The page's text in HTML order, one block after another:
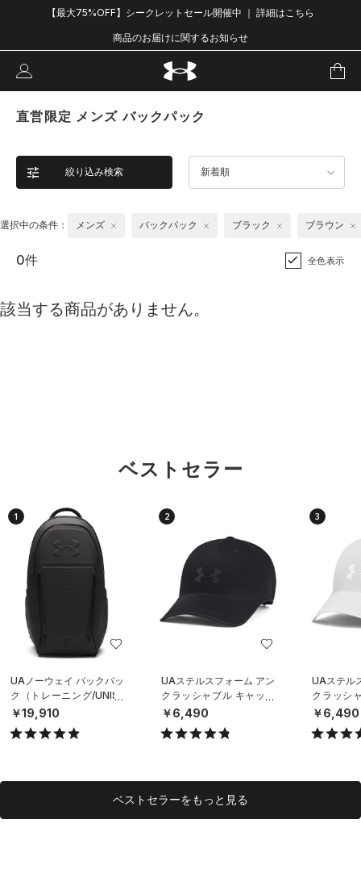
【最大75%OFF】シークレットセール開催中 ｜ 詳細はこちら
商品のお届けに関するお知らせ
直営限定 メンズ バックパック
絞り込み検索 新着順
選択中の条件： メンズ バックパック ブラック ブラウン
0件 全色表示
該当する商品がありません。
ベストセラー
1
UAノーウェイ バックパッ
ク（トレーニング/UNISE
X）
￥19,910
2
UAステルスフォーム アン
クラッシャブル キャップ
（ライフスタイル/UNISE
￥6,490
3
UAステル
クラッシ
（ライフ
￥6,490
ベストセラーをもっと見る